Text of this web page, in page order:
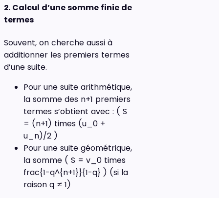
2. Calcul d’une somme finie de
termes
Souvent, on cherche aussi à
additionner les premiers termes
d’une suite.
Pour une suite arithmétique,
la somme des n+1 premiers
termes s’obtient avec : ( S
= (n+1) times (u_0 +
u_n)/2 )
Pour une suite géométrique,
la somme ( S = v_0 times
frac{1-q^{n+1}}{1-q} ) (si la
raison q ≠ 1)